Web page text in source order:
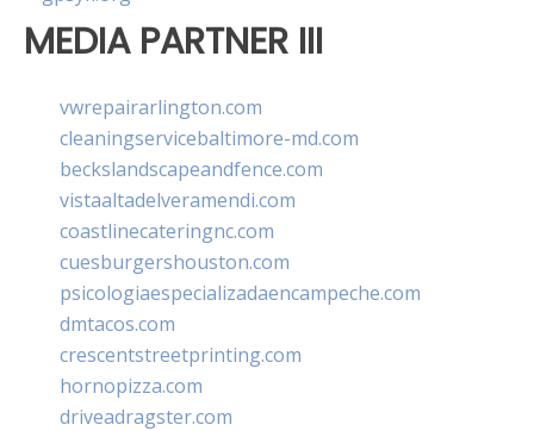
MEDIA PARTNER III
vwrepairarlington.com
cleaningservicebaltimore-md.com
beckslandscapeandfence.com
vistaaltadelveramendi.com
coastlinecateringnc.com
cuesburgershouston.com
psicologiaespecializadaencampeche.com
dmtacos.com
crescentstreetprinting.com
hornopizza.com
driveadragster.com